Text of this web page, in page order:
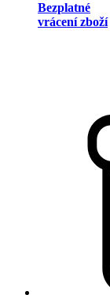
Bezplatné
vrácení zboží